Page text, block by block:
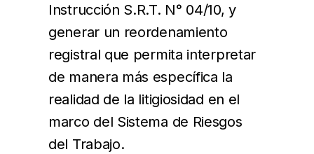
Instrucción S.R.T. N° 04/10, y
generar un reordenamiento
registral que permita interpretar
de manera más específica la
realidad de la litigiosidad en el
marco del Sistema de Riesgos
del Trabajo.